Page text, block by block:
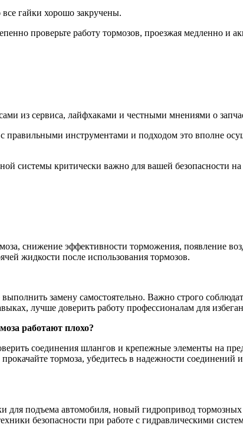
все гайки хорошо закручены.
проверьте работу тормозов, проезжая медленно и
из сервиса, лайфхаками и честными мнениями о
инструментами и подходом это вполне
системы критически важно для вашей безопасности
снижение эффективности торможения, появление
жидкости после использования тормозов.
замену самостоятельно. Важно строго
лучше доверить работу профессионалам для
работают плохо?
соединения шлангов и крепежные элементы на
тормоза, убедитесь в надежности соединений
для подъема автомобиля, новый гидропривод
безопасности при работе с гидравлическими